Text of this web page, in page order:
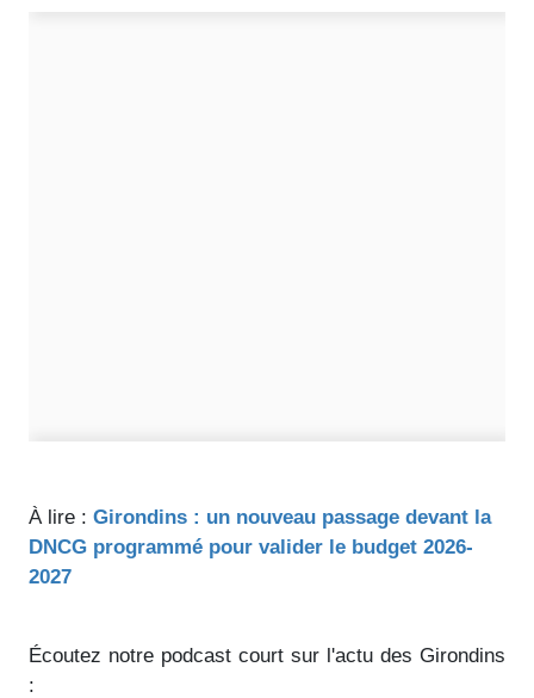
À lire : Girondins : un nouveau passage devant la
DNCG programmé pour valider le budget 2026-
2027
Écoutez notre podcast court sur l'actu des Girondins
: